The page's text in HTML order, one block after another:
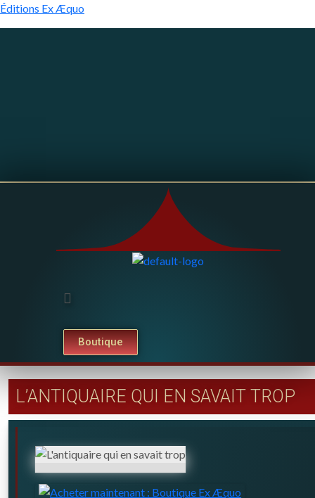
Éditions Ex Æquo
Boutique
L’ANTIQUAIRE QUI EN SAVAIT TROP